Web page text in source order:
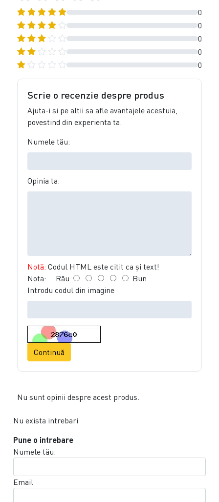
0
0
0
0
0
Scrie o recenzie despre produs
Ajuta-i si pe altii sa afle avantajele acestuia,
povestind din experienta ta.
Numele tău:
Opinia ta:
Notă: Codul HTML este citit ca şi text!
Nota: Rău
Bun
Introdu codul din imagine
Continuă
Nu sunt opinii despre acest produs.
Nu exista intrebari
Pune o intrebare
Numele tău:
Email